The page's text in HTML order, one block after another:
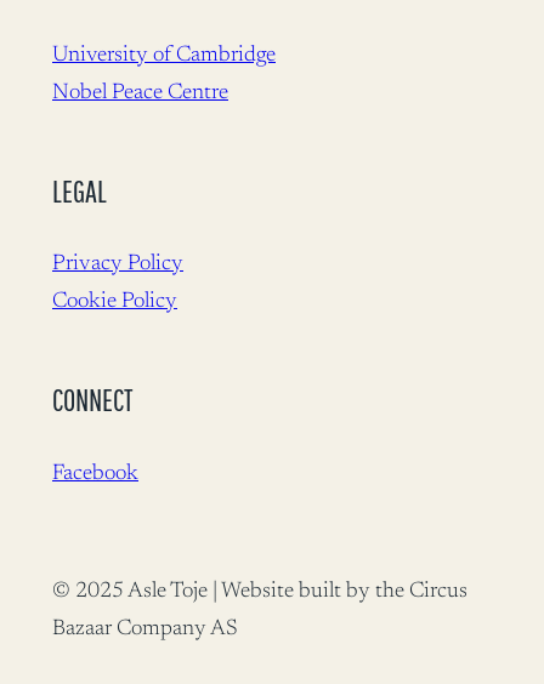
University of Cambridge
Nobel Peace Centre
LEGAL
Privacy Policy
Cookie Policy
CONNECT
Facebook
© 2025 Asle Toje | Website built by the Circus
Bazaar Company AS